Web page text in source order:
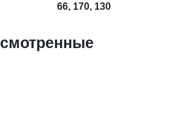
66, 170, 130